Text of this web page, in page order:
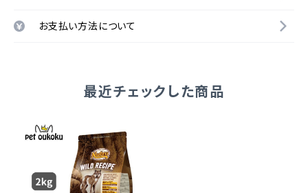
お支払い方法について
最近チェックした商品